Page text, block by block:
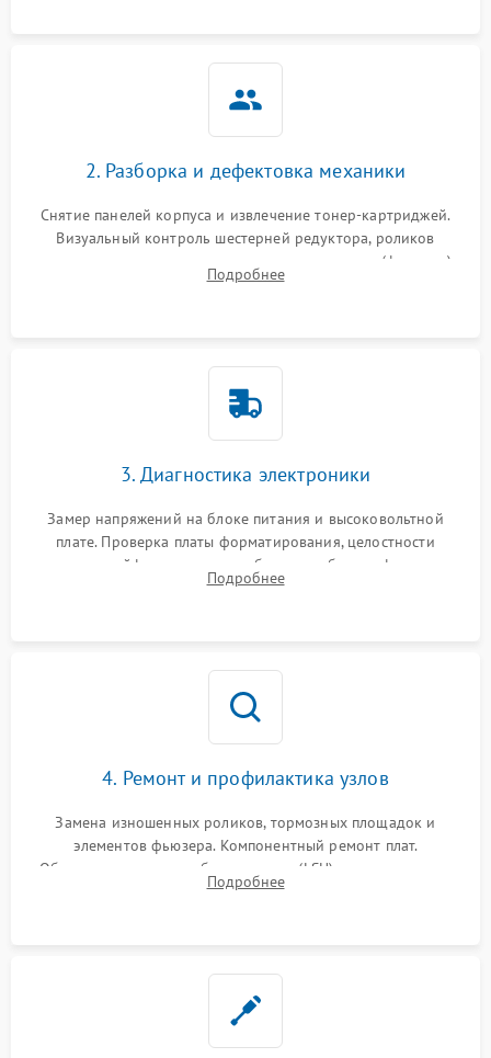
2. Разборка и дефектовка механики
Снятие панелей корпуса и извлечение тонер-картриджей.
Визуальный контроль шестерней редуктора, роликов
захвата, термопленки и прижимного вала в печи (фьюзере).
Проверка оптики сканера на загрязнения.
Подробнее
3. Диагностика электроники
Замер напряжений на блоке питания и высоковольтной
плате. Проверка платы форматирования, целостности
плоских шлейфов сканера и работоспособности флажков и
оптопар (датчиков прохождения бумаги).
Подробнее
4. Ремонт и профилактика узлов
Замена изношенных роликов, тормозных площадок и
элементов фьюзера. Компонентный ремонт плат.
Обязательная очистка блока лазера (LSU), зеркал и тракта
печати от просыпанного тонера и бумажной пыли.
Подробнее